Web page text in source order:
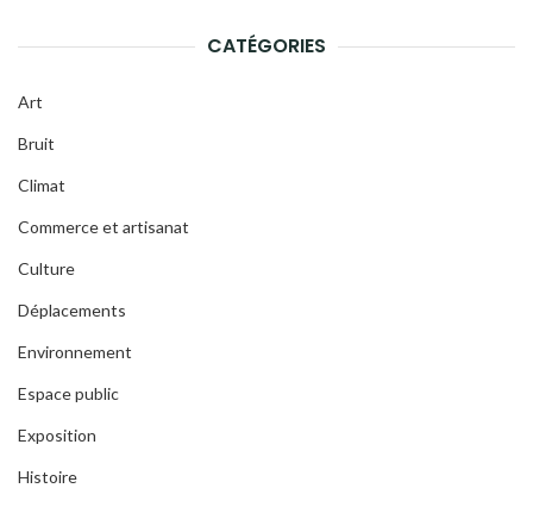
CATÉGORIES
Art
Bruit
Climat
Commerce et artisanat
Culture
Déplacements
Environnement
Espace public
Exposition
Histoire